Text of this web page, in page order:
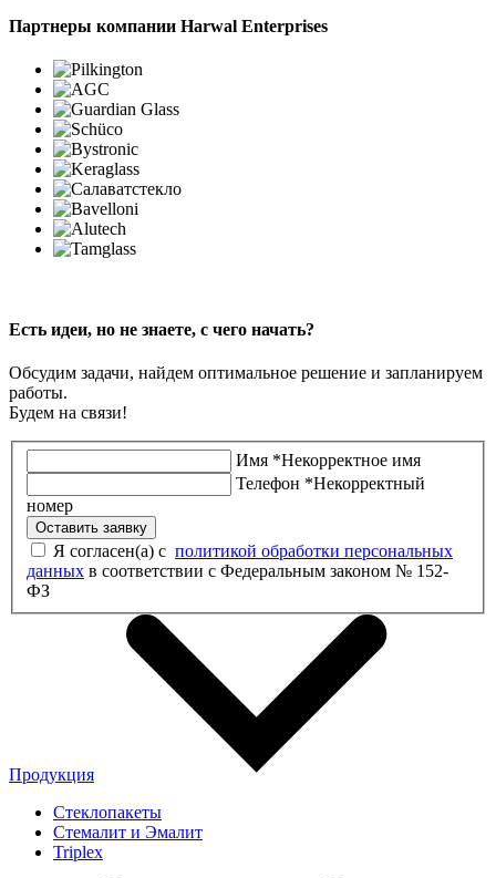
Партнеры компании Harwal Enterprises
Есть идеи, но не знаете, с чего начать?
Обсудим задачи, найдем оптимальное решение и запланируем
работы.
Будем на связи!
Имя *Некорректное имя
Телефон *Некорректный
номер
Оставить заявку
Я согласен(а) с политикой обработки персональных
данных
ФЗ
Продукция
Стеклопакеты
Стемалит и Эмалит
Triplex